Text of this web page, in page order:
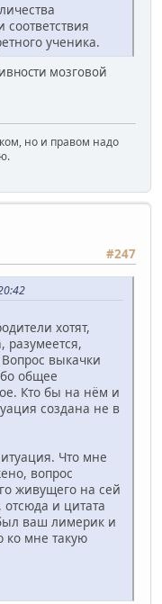
соответствия
ученика.
мозговой
но и правом надо
#247
хотят,
выкачки
общее
Кто бы на нём и
создана не в
Что мне
вопрос
живущего на сей
и цитата
ваш лимерик и
ко мне такую